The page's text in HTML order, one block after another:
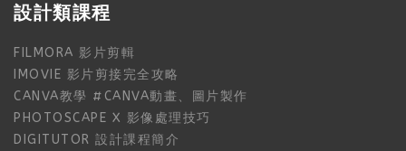
設計類課程
FILMORA 影片剪輯
IMOVIE 影片剪接完全攻略
CANVA教學 #CANVA動畫、圖片製作
PHOTOSCAPE X 影像處理技巧
DIGITUTOR 設計課程簡介